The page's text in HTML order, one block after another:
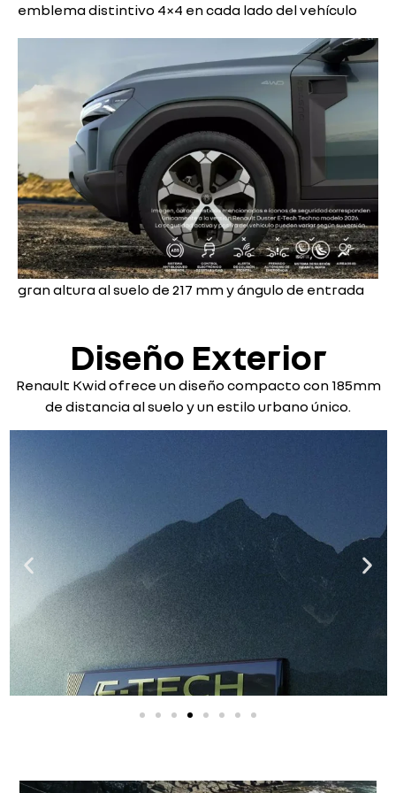
emblema distintivo 4×4 en cada lado del vehículo
gran altura al suelo de 217 mm y ángulo de entrada
Diseño Exterior
Renault Kwid ofrece un diseño compacto con 185mm
de distancia al suelo y un estilo urbano único.